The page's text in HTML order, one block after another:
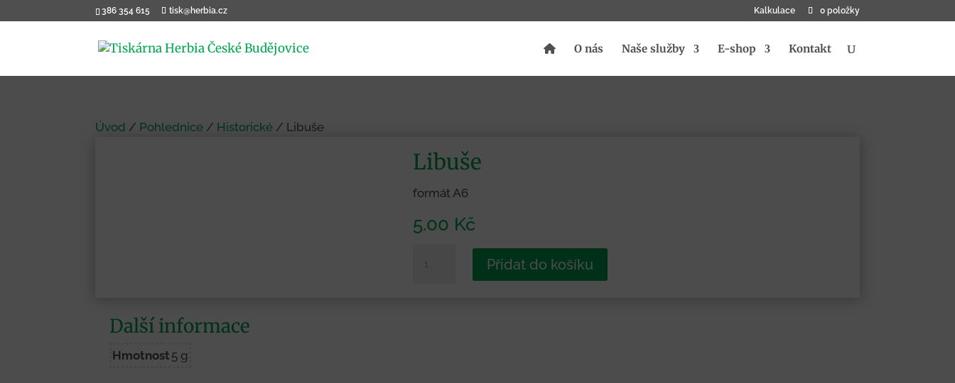
386 354 615 tisk@herbia.cz Kalkulace 0 položky
O nás Naše služby E-shop Kontakt
Úvod / Pohlednice / Historické / Libuše
Libuše
formát A6
5.00 Kč
Přidat do košíku
Další informace
Hmotnost 5 g